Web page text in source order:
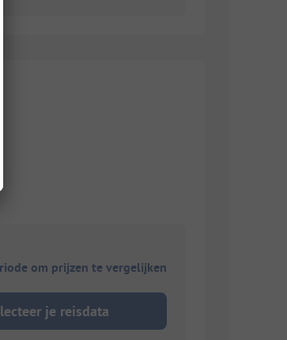
om prijzen te vergelijken
je reisdata